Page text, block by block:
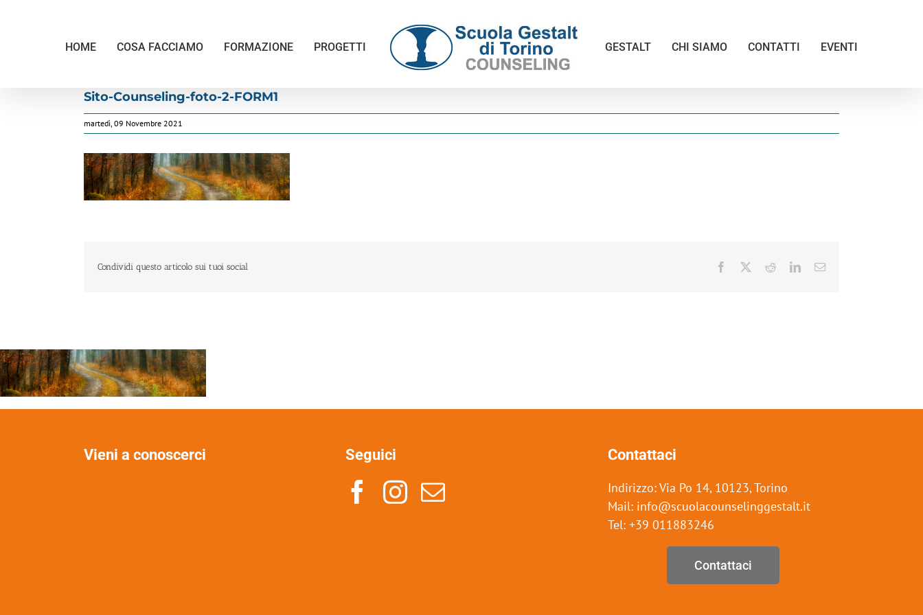
HOME COSA FACCIAMO FORMAZIONE PROGETTI GESTALT CHI SIAMO CONTATTI EVENTI
Sito-Counseling-foto-2-FORM1
martedì, 09 Novembre 2021
Condividi questo articolo sui tuoi social Facebook RedditLinkedInEmail
Vieni a conoscerci Seguici Contattaci
Indirizzo: Via Po 14, 10123, Torino
Mail: info@scuolacounselinggestalt.it
Tel: +39 011883246
Contattaci